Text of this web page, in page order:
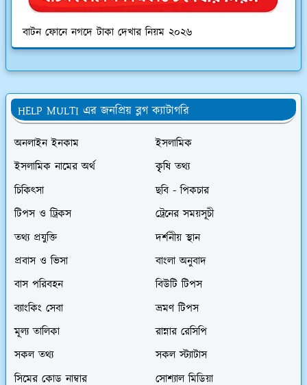
বাটন ফোনে নগদে টাকা দেখার নিয়ম ২০২৬
HELP MULTI এর জনপ্রিয় ব্লগ ক্যাটাগরি
অনলাইন ইনকাম
ইসলামিক
ইসলামিক নামের অর্থ
কৃৃষি তথ্য
চিকিৎসা
ছবি - পিকচার
টিপস ও ট্রিকস
ট্রেনের সময়সূচী
তথ্য প্রযুক্তি
দর্শনীয় স্থান
প্রবাস ও ভিসা
বাংলা অনুবাদ
বাস পরিবহন
বিউটি টিপস
ব্যাংকিং সেবা
ভ্রমণ টিপস
মূল্য তালিকা
রান্নার রেসিপি
সকল তথ্য
সকল স্ট্যাটাস
সিমের কোড নাম্বার
সোশ্যাল মিডিয়া